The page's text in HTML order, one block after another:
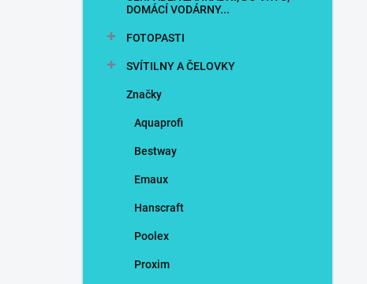
DOMÁCÍ VODÁRNY...
FOTOPASTI
SVÍTILNY A ČELOVKY
Značky
Aquaprofi
Bestway
Emaux
Hanscraft
Poolex
Proxim